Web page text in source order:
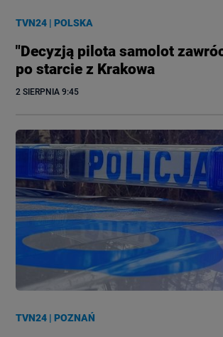
TVN24 |POLSKA
"Decyzją pilota samolot
po starcie z Krakowa
2 SIERPNIA 9:45
TVN24 |POZNAŃ